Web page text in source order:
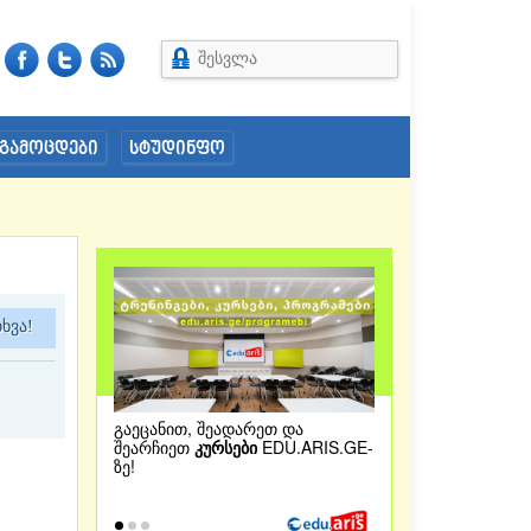
შესვლა
გამოცდები სტუდინფო